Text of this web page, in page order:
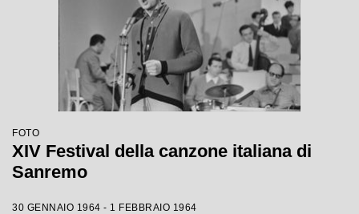
FOTO
XIV Festival della canzone italiana di
Sanremo
30 GENNAIO 1964 - 1 FEBBRAIO 1964